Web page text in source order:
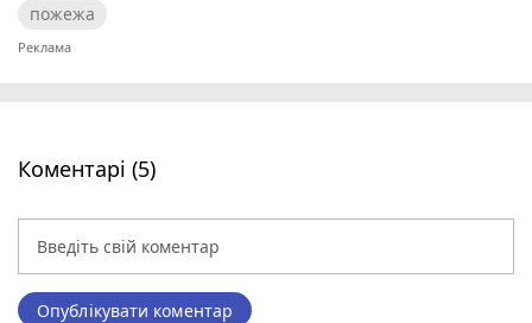
пожежа
Коментарі (5)
Опублікувати коментар